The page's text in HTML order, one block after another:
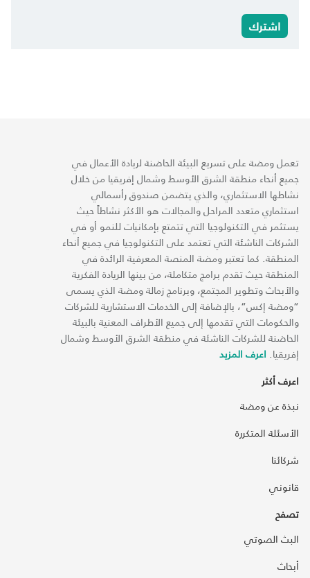
اشترك
تعمل ومضة على تسريع البيئة الحاضنة لريادة الأعمال في
جميع أنحاء منطقة الشرق الأوسط وشمال إفريقيا من خلال
نشاطها الاستثماري، والذي يتضمن صندوق رأسمالي
استثماري متعدد المراحل والمجالات هو الأكثر نشاطاً حيث
يستثمر في التكنولوجيا التي تتمتع بإمكانيات للنمو أو في
الشركات الناشئة التي تعتمد على التكنولوجيا في جميع أنحاء
المنطقة. كما تعتبر ومضة المنصة المعرفية الرائدة في
المنطقة حيث تقدم برامج متكاملة، من بينها الريادة الفكرية
والأبحاث وتطوير المجتمع، وبرنامج زمالة ومضة الذي يسمى
“ومضة إكس“، بالإضافة إلى الخدمات الاستشارية للشركات
والحكومات التي تقدمها إلى جميع الأطراف المعنية بالبيئة
الحاضنة للشركات الناشئة في منطقة الشرق الأوسط وشمال
إفريقيا. اعرف المزيد
اعرف أكثر
نبذة عن ومضة
الأسئلة المتكررة
شركائنا
قانوني
تصفح
البث الصوتي
أبحاث